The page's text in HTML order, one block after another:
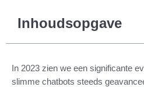
Inhoudsopgave
In 2023 zien we een significante
slimme chatbots steeds